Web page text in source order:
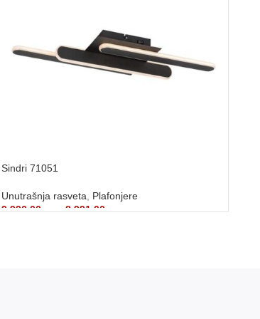
Sindri 71051
Unutrašnja rasveta, Plafonjere
9.990,00рсд 8.991,00рсд